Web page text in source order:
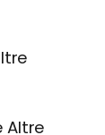
Altre